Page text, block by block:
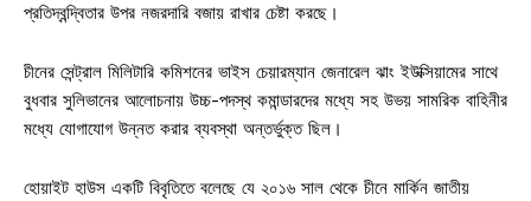
প্রতিদ্বন্দ্বিতার উপর নজরদারি বজায় রাখার চেষ্টা করছে।
চীনের সেন্ট্রাল মিলিটারি কমিশনের ভাইস চেয়ারম্যান জেনারেল ঝাং ইউক্সিয়ামের সাথে
বুধবার সুলিভানের আলোচনায় উচ্চ-পদস্থ কমান্ডারদের মধ্যে সহ উভয় সামরিক বাহিনীর
মধ্যে যোগাযোগ উন্নত করার ব্যবস্থা অন্তর্ভুক্ত ছিল।
হোয়াইট হাউস একটি বিবৃতিতে বলেছে যে ২০১৬ সাল থেকে চীনে মার্কিন জাতীয়